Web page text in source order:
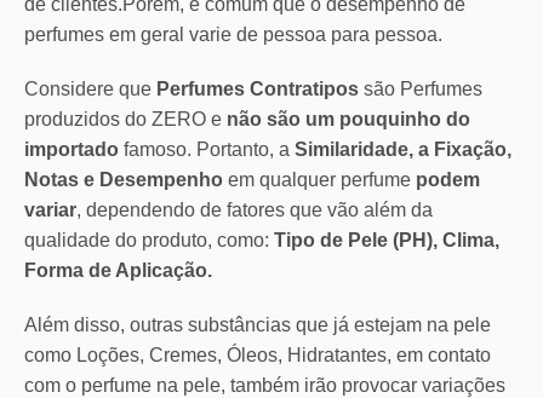
de clientes.Porém, é comum que o desempenho de
perfumes em geral varie de pessoa para pessoa.
Considere que Perfumes Contratipos são Perfumes
produzidos do ZERO e não são um pouquinho do
importado famoso. Portanto, a Similaridade, a Fixação,
Notas e Desempenho em qualquer perfume podem
variar, dependendo de fatores que vão além da
qualidade do produto, como: Tipo de Pele (PH), Clima,
Forma de Aplicação.
Além disso, outras substâncias que já estejam na pele
como Loções, Cremes, Óleos, Hidratantes, em contato
com o perfume na pele, também irão provocar variações